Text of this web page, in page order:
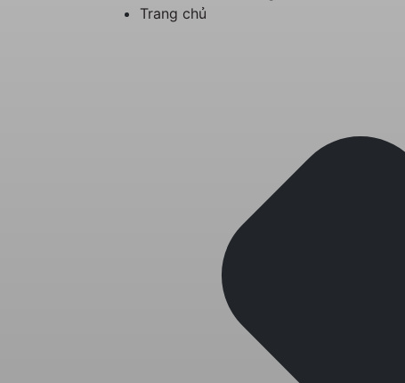
Trang chủ